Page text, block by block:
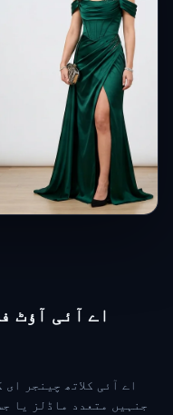
اے آئی آؤٹ
اے آئی کلاتھ چینجر
جنہیں متعدد ماڈلز یا